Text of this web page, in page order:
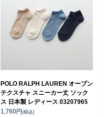
POLO RALPH LAUREN オープン
テクスチャ スニーカー丈 ソック
ス 日本製 レディース 03207965
1,760円(税込)